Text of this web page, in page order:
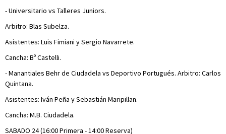
- Universitario vs Talleres Juniors.
Arbitro: Blas Subelza.
Asistentes: Luis Fimiani y Sergio Navarrete.
Cancha: Bº Castelli.
- Manantiales Behr de Ciudadela vs Deportivo Portugués. Arbitro: Carlos
Quintana.
Asistentes: Iván Peña y Sebastián Maripillan.
Cancha: M.B. Ciudadela.
SABADO 24 (16:00 Primera - 14:00 Reserva)